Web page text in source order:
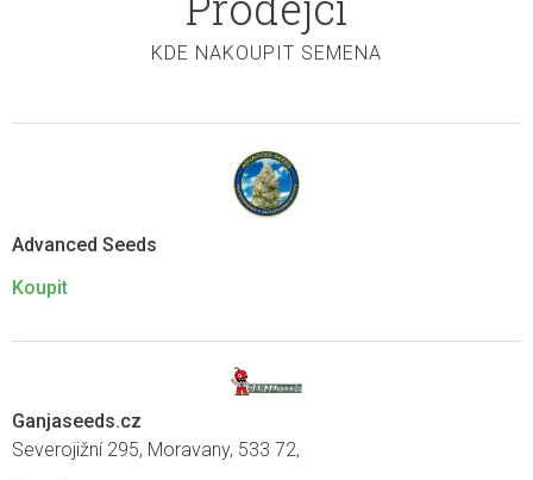
KDE NAKOUPIT SEMENA
Advanced Seeds
Koupit
Ganjaseeds.cz
Severojižní 295, Moravany, 533 72,